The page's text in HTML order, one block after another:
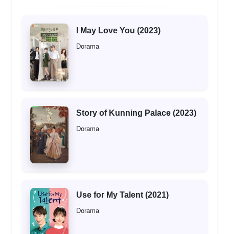
I May Love You (2023)
Dorama
Story of Kunning Palace (2023)
Dorama
Use for My Talent (2021)
Dorama